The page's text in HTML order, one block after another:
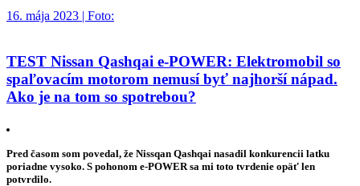
16. mája 2023 | Foto:
TEST Nissan Qashqai e-POWER: Elektromobil so
spaľovacím motorom nemusí byť najhorší nápad.
Ako je na tom so spotrebou?
Pred časom som povedal, že Nissqan Qashqai nasadil konkurencii latku
poriadne vysoko. S pohonom e-POWER sa mi toto tvrdenie opäť len
potvrdilo.